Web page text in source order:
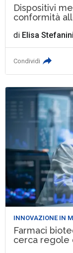
Dispositivi
conformità
di Elisa Stefanini
Condividi
INNOVAZIONE IN
Farmaci
cerca regole